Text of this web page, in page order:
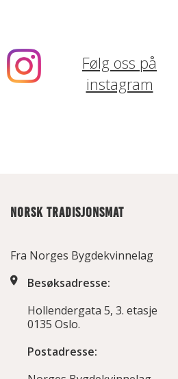
Følg oss på
instagram
NORSK TRADISJONSMAT
Fra Norges Bygdekvinnelag
Besøksadresse:
Hollendergata 5, 3. etasje
0135 Oslo.
Postadresse: